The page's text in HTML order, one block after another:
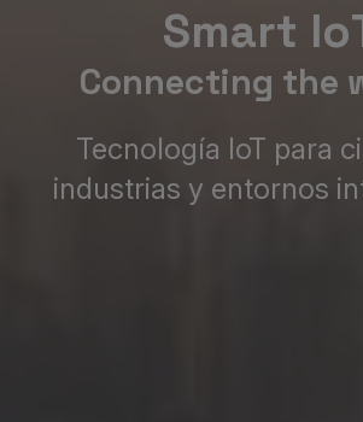
Smart
Connecting the
Tecnología IoT para
industrias y entornos